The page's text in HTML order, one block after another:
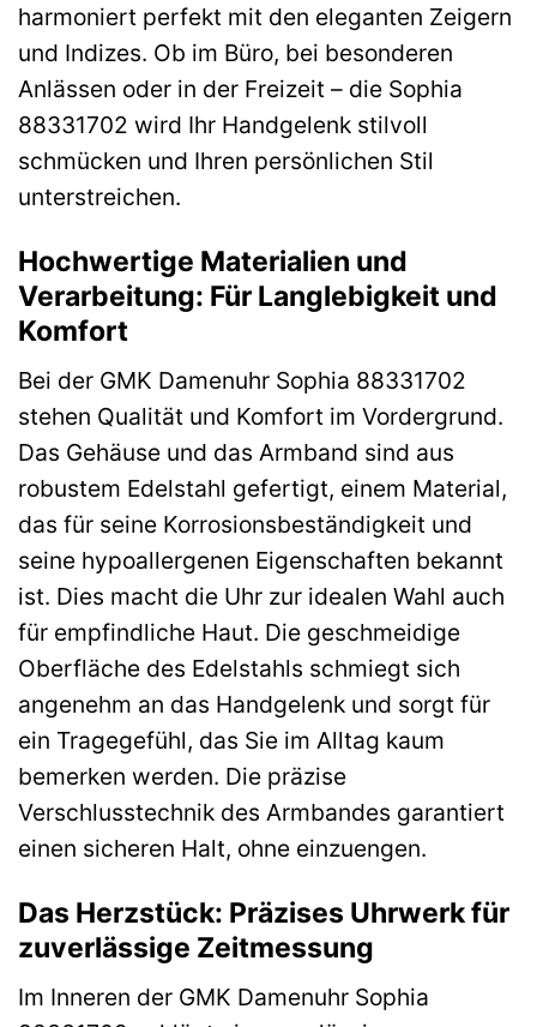
harmoniert perfekt mit den eleganten Zeigern
und Indizes. Ob im Büro, bei besonderen
Anlässen oder in der Freizeit – die Sophia
88331702 wird Ihr Handgelenk stilvoll
schmücken und Ihren persönlichen Stil
unterstreichen.
Hochwertige Materialien und
Verarbeitung: Für Langlebigkeit und
Komfort
Bei der GMK Damenuhr Sophia 88331702
stehen Qualität und Komfort im Vordergrund.
Das Gehäuse und das Armband sind aus
robustem Edelstahl gefertigt, einem Material,
das für seine Korrosionsbeständigkeit und
seine hypoallergenen Eigenschaften bekannt
ist. Dies macht die Uhr zur idealen Wahl auch
für empfindliche Haut. Die geschmeidige
Oberfläche des Edelstahls schmiegt sich
angenehm an das Handgelenk und sorgt für
ein Tragegefühl, das Sie im Alltag kaum
bemerken werden. Die präzise
Verschlusstechnik des Armbandes garantiert
einen sicheren Halt, ohne einzuengen.
Das Herzstück: Präzises Uhrwerk für
zuverlässige Zeitmessung
Im Inneren der GMK Damenuhr Sophia